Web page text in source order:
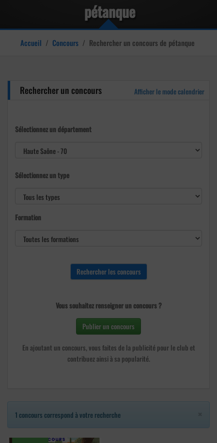
pétanque
Accueil / Concours / Rechercher un concours de pétanque
Rechercher un concours Afficher le mode calendrier
Sélectionnez un département
Sélectionnez un type
Formation
Vous souhaitez renseigner un concours ?
Publier un concours
En ajoutant un concours, vous faites de la publicité pour le club et
contribuez ainsi à sa popularité.
1 concours correspond à votre recherche